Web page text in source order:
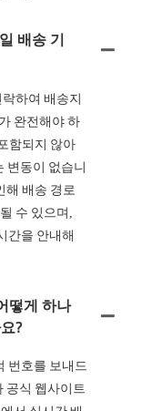
배송 기
하여 배송지
완전해야 하
함되지 않아
변동이 없습니
해 배송 경로
수 있으며,
간을 안내해
떻게 하나
?
번호를 보내드
공식 웹사이트